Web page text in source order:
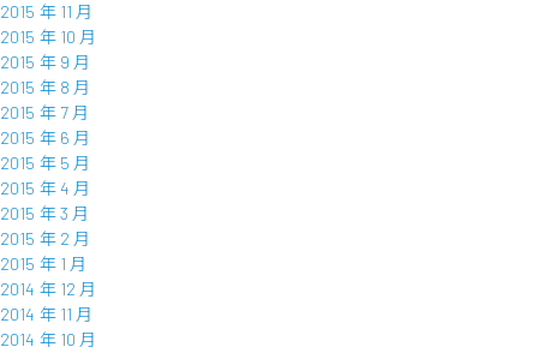
2015 年 11 月
2015 年 10 月
2015 年 9 月
2015 年 8 月
2015 年 7 月
2015 年 6 月
2015 年 5 月
2015 年 4 月
2015 年 3 月
2015 年 2 月
2015 年 1 月
2014 年 12 月
2014 年 11 月
2014 年 10 月